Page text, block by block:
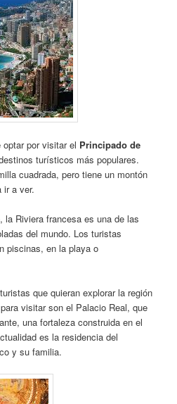
optar por visitar el Principado de
turísticos más populares.
cuadrada, pero tiene un montón
ir a ver.
la Riviera francesa es una de las
del mundo. Los turistas
piscinas, en la playa o
que quieran explorar la región
visitar son el Palacio Real, que
una fortaleza construida en el
es la residencia del
y su familia.